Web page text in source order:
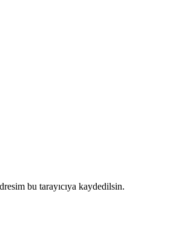
bu tarayıcıya kaydedilsin.